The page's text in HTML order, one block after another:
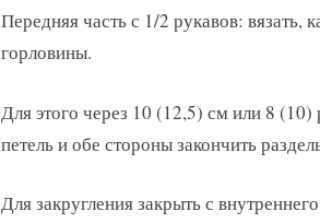
Передняя часть с 1/2 рукавов: вязать,
горловины.
Для этого через 10 (12,5) см или 8 (10)
петель и обе стороны закончить
Для закругления закрыть с